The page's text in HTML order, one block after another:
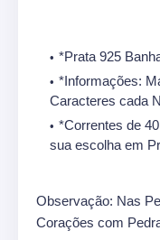
*Prata 925
*Informações:
Caracteres cada
*Correntes de
sua escolha em
Observação: Nas
Corações com